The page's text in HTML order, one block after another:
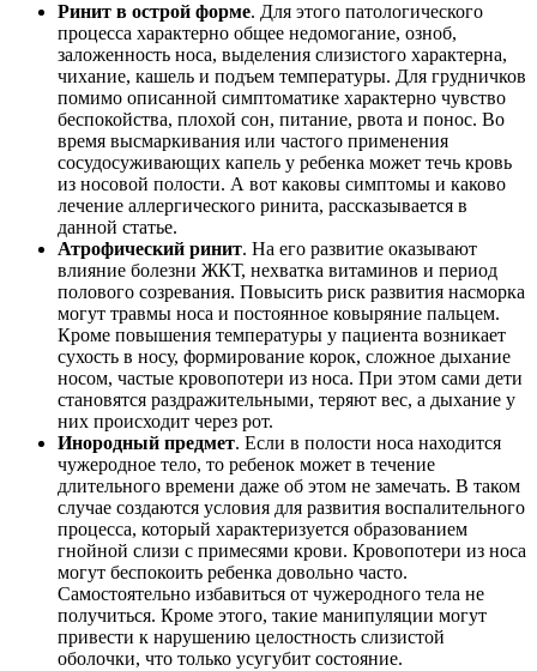
Ринит в острой форме. Для этого патологического
процесса характерно общее недомогание, озноб,
заложенность носа, выделения слизистого характерна,
чихание, кашель и подъем температуры. Для грудничков
помимо описанной симптоматике характерно чувство
беспокойства, плохой сон, питание, рвота и понос. Во
время высмаркивания или частого применения
сосудосуживающих капель у ребенка может течь кровь
из носовой полости. А вот каковы симптомы и каково
лечение аллергического ринита, рассказывается в
данной статье.
Атрофический ринит. На его развитие оказывают
влияние болезни ЖКТ, нехватка витаминов и период
полового созревания. Повысить риск развития насморка
могут травмы носа и постоянное ковыряние пальцем.
Кроме повышения температуры у пациента возникает
сухость в носу, формирование корок, сложное дыхание
носом, частые кровопотери из носа. При этом сами дети
становятся раздражительными, теряют вес, а дыхание у
них происходит через рот.
Инородный предмет. Если в полости носа находится
чужеродное тело, то ребенок может в течение
длительного времени даже об этом не замечать. В таком
случае создаются условия для развития воспалительного
процесса, который характеризуется образованием
гнойной слизи с примесями крови. Кровопотери из носа
могут беспокоить ребенка довольно часто.
Самостоятельно избавиться от чужеродного тела не
получиться. Кроме этого, такие манипуляции могут
привести к нарушению целостность слизистой
оболочки, что только усугубит состояние.